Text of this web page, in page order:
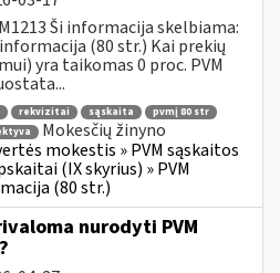
Ši informacija skelbiama:
(80 str.) Kai prekių
yra taikomas 0 proc. PVM
rekvizitai sąskaita
pvmį 80 str
Mokesčių žinyno
mokestis » PVM sąskaitos
(IX skyrius) » PVM
(80 str.)
nurodyti PVM